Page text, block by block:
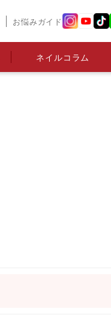
お悩みガイド
ネイルコラム